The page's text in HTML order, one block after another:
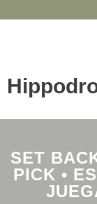
SET
PICK •